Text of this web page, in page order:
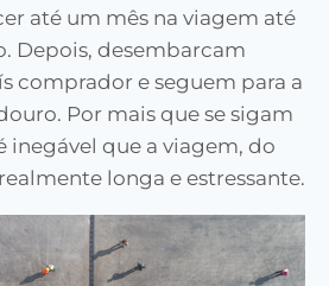
até um mês na viagem até
Depois, desembarcam
comprador e seguem para a
Por mais que se sigam
inegável que a viagem, do
longa e estressante.